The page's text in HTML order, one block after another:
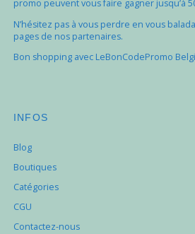
promo peuvent vous faire gagner jusqu’à
N’hésitez pas à vous perdre en vous
pages de nos partenaires.
Bon shopping avec LeBonCodePromo
INFOS
Blog
Boutiques
Catégories
CGU
Contactez-nous